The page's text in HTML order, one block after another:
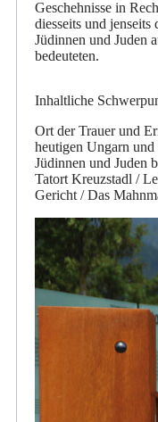
Geschehnisse in
diesseits und jenseits
Jüdinnen und Juden
bedeuteten.
Inhaltliche
Ort der Trauer und
heutigen Ungarn
Jüdinnen und Juden
Tatort Kreuzstadl /
Gericht / Das